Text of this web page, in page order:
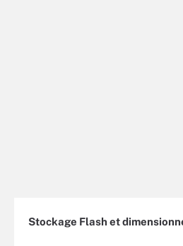
Stockage Flash et